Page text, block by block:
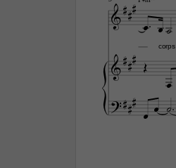

corps



 


  